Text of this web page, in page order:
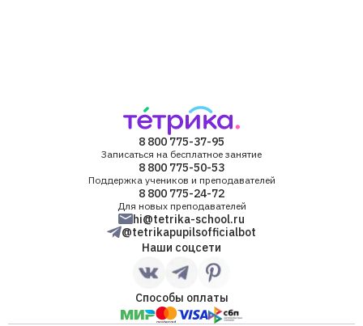
8 800 775-37-95
Записаться на бесплатное занятие
8 800 775-50-53
Поддержка учеников и преподавателей
8 800 775-24-72
Для новых преподавателей
hi@tetrika-school.ru
@tetrikapupilsofficialbot
Наши соцсети
Способы оплаты